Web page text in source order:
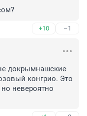
+10 –1
докрымнашские
конгрио. Это
невероятно